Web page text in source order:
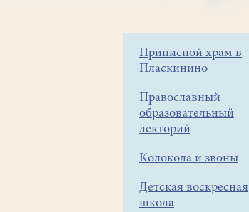
Боковое
меню
Приписной храм в
Пласкинино
Православный
образовательный
лекторий
Колокола и звоны
Детская воскресная
школа